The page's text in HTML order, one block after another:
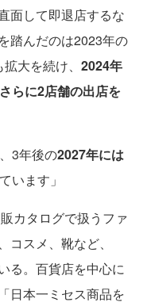
面して即退店するな
踏んだのは2023年の
大を続け、 2024年
らに2店舗の出店を
3年後の2027年には
います」
カタログで扱うファ
スメ、靴など、
る。百貨店を中心に
日本一ミセス商品を